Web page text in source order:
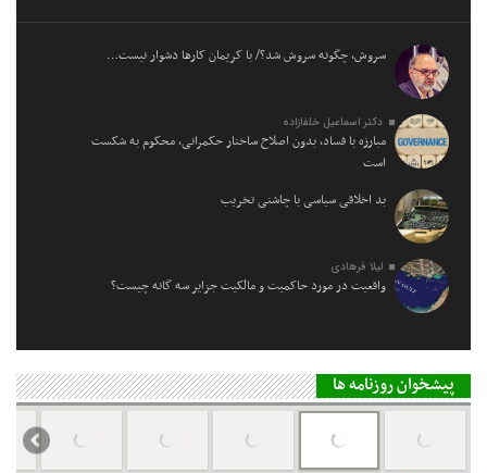
سروش، چگونه سروش شد؟/ با کریمان کارها دشوار نیست…
دکتر اسماعیل خلفازاده
مبارزه با فساد، بدون اصلاح ساختار حکمرانی، محکوم به شکست
است
بد اخلاقی سیاسی با چاشنی تخریب
لیلا فرهادی
واقعیت در مورد حاکمیت و مالکیت جزایر سه گانه چیست؟
پیشخوان روزنامه ها